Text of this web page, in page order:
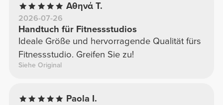
Αθηνά Τ.
2026-07-26
Handtuch für Fitnessstudios
Ideale Größe und hervorragende Qualität fürs
Fitnessstudio. Greifen Sie zu!
Siehe Original
Paola I.